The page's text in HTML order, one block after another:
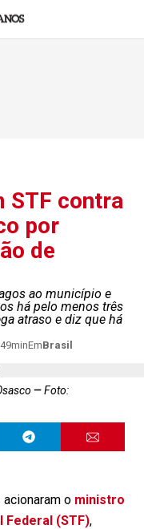
STF contra
por
de
ao município e
há pelo menos três
atraso e diz que há
EmBrasil
Foto:
o ministro
Federal (STF),